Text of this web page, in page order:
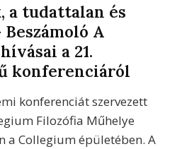
a tudattalan és
A
a 21.
konferenciáról
konferenciát szervezett
Filozófia Műhelye
a Collegium épületében. A